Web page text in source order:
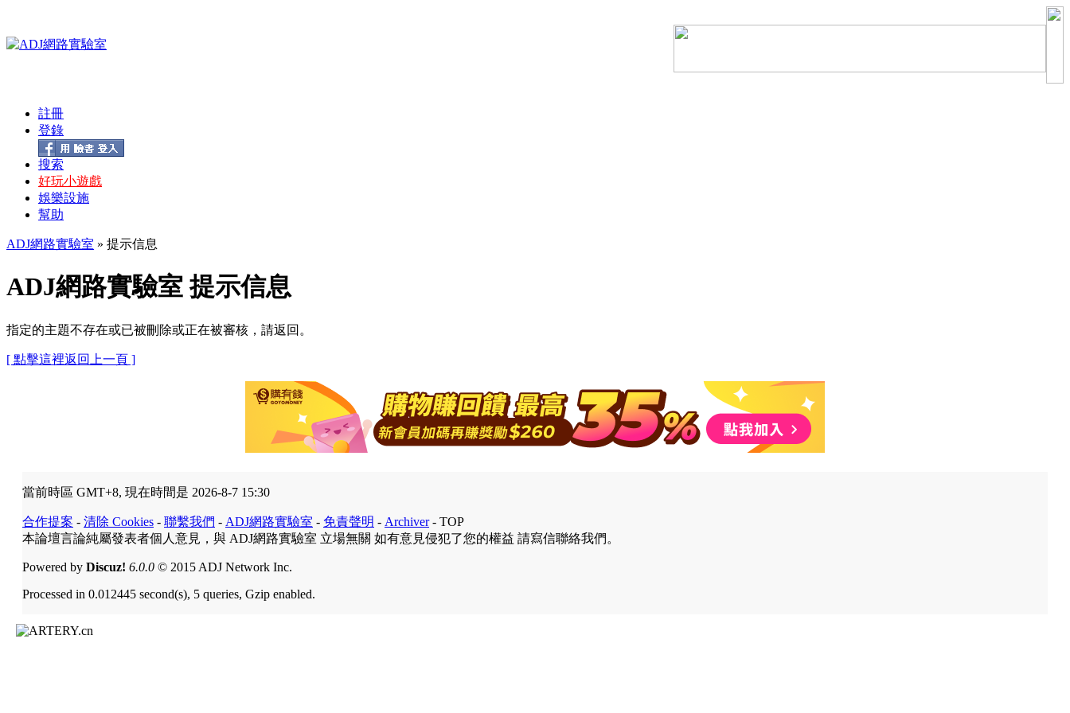
註冊
登錄
搜索
好玩小遊戲
娛樂設施
幫助
ADJ網路實驗室 » 提示信息
ADJ網路實驗室 提示信息
指定的主題不存在或已被刪除或正在被審核，請返回。
[ 點擊這裡返回上一頁 ]
當前時區 GMT+8, 現在時間是 2026-8-7 15:30
合作提案 - 清除 Cookies - 聯繫我們 - ADJ網路實驗室 - 免責聲明 - Archiver- TOP
本論壇言論純屬發表者個人意見，與 ADJ網路實驗室 立場無關 如有意見侵犯了您的權益 請寫信聯絡我們。
Powered by Discuz! 6.0.0 © 2015 ADJ Network Inc.
Processed in 0.012445 second(s), 5 queries, Gzip enabled.